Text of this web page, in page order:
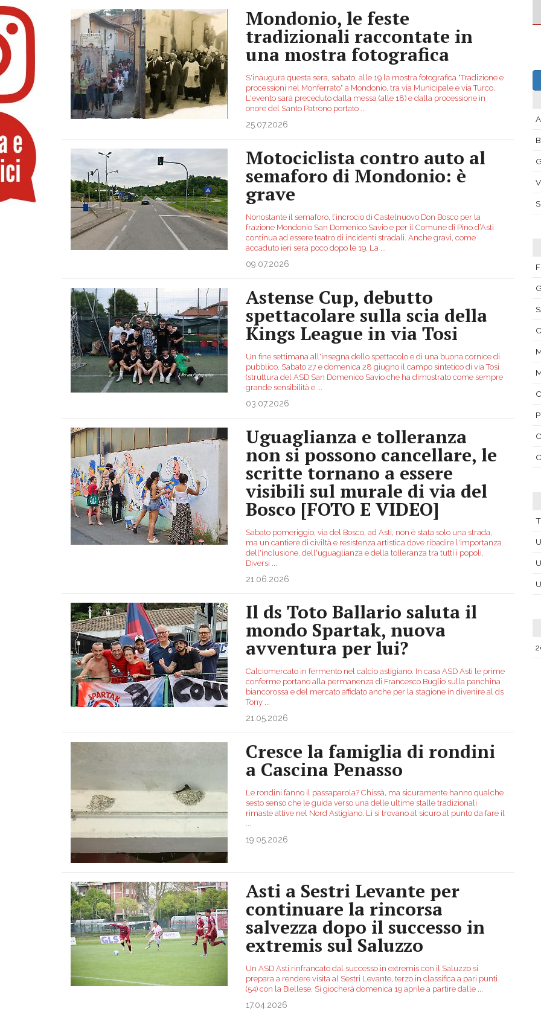
Mondonio, le feste
tradizionali raccontate in
una mostra fotografica
S'inaugura questa sera, sabato, alle 19 la mostra fotografica "Tradizione e
processioni nel Monferrato" a Mondonio, tra via Municipale e via Turco.
L'evento sarà preceduto dalla messa (alle 18) e dalla processione in
onore del Santo Patrono portato
25.07.2026
Motociclista contro auto al
semaforo di Mondonio: è
grave
Nonostante il semaforo, l’incrocio di Castelnuovo Don Bosco per la
frazione Mondonio San Domenico Savio e per il Comune di Pino d’Asti
continua ad essere teatro di incidenti stradali. Anche gravi, come
accaduto ieri sera poco dopo le 19. La
09.07.2026
Astense Cup, debutto
spettacolare sulla scia della
Kings League in via Tosi
Un fine settimana all'insegna dello spettacolo e di una buona cornice di
pubblico. Sabato 27 e domenica 28 giugno il campo sintetico di via Tosi
(struttura del ASD San Domenico Savio che ha dimostrato come sempre
grande sensibilità e
03.07.2026
Uguaglianza e tolleranza
non si possono cancellare, le
scritte tornano a essere
visibili sul murale di via del
Bosco [FOTO E VIDEO]
Sabato pomeriggio, via del Bosco, ad Asti, non è stata solo una strada,
ma un cantiere di civiltà e resistenza artistica dove ribadire l'importanza
dell'inclusione, dell'uguaglianza e della tolleranza tra tutti i popoli.
Diversi
21.06.2026
Il ds Toto Ballario saluta il
mondo Spartak, nuova
avventura per lui?
Calciomercato in fermento nel calcio astigiano. In casa ASD Asti le prime
conferme portano alla permanenza di Francesco Buglio sulla panchina
biancorossa e del mercato affidato anche per la stagione in divenire al ds
Tony
21.05.2026
Cresce la famiglia di rondini
a Cascina Penasso
Le rondini fanno il passaparola? Chissà, ma sicuramente hanno qualche
sesto senso che le guida verso una delle ultime stalle tradizionali
rimaste attive nel Nord Astigiano. Lì si trovano al sicuro al punto da fare il
19.05.2026
Asti a Sestri Levante per
continuare la rincorsa
salvezza dopo il successo in
extremis sul Saluzzo
Un ASD Asti rinfrancato dal successo in extremis con il Saluzzo si
prepara a rendere visita al Sestri Levante, terzo in classifica a pari punti
(54) con la Biellese. Si giocherà domenica 19 aprile a partire dalle
17.04.2026